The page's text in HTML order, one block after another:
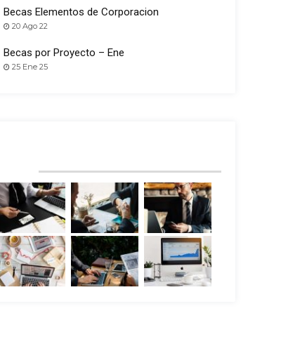
Becas Elementos de Corporacion
20 Ago 22
Becas por Proyecto – Ene
25 Ene 25